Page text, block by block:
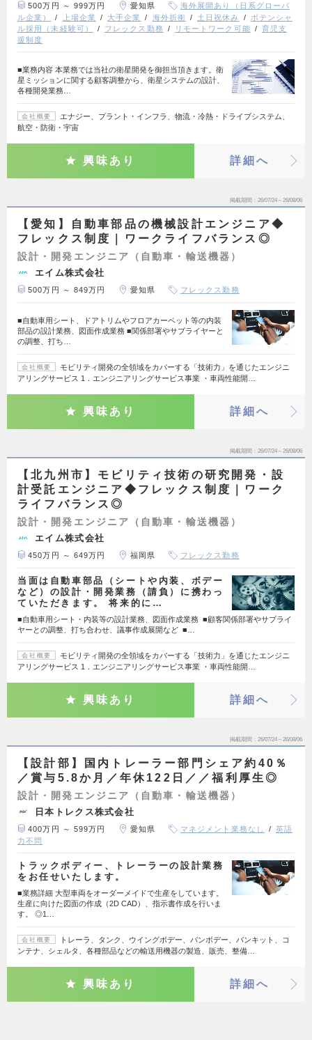
500万円 ～ 999万円 愛知県
海外展開あり（日系グローバ
ル企業）
上場企業 大手企業 海外折衝 土日祝休み
ポテンシャ
ル採用（未経験可）
フレックス勤務 リモートワーク可能
育児支
援制度
■業務内容 本業務では当社の衛星開発を御担当頂きます。衛
星ミッションに関する顧客調整から、衛星システムの設計、
各種開発業務…
会社概要
エナジー、プラント・インフラ、物流・冷熱・ドライブシステム、
航空・防衛・宇宙
興味あり 詳細へ
掲載期間 26/07/24～26/08/06
【愛知】自動車部品の機械設計エンジニア◆
フレックス制度｜ワークライフバランス◎
設計・開発エンジニア（自動車・輸送機器）
エイム株式会社
500万円 ～ 849万円 愛知県 フレックス勤務
■自動車用シート、ドアトリムやフロアカーペット等の内装
部品の設計業務、図面作成業務 ■関係部署やサプライヤーと
の調整、打ち…
会社概要
モビリティ開発の全領域をカバーする「技術力」を通じたエンジニ
アリングサービス 1．エンジニアリングサービス事業 ・車両性能開…
興味あり 詳細へ
掲載期間 26/07/24～26/08/06
【北九州市】モビリティ技術の研究開発・設
計受託エンジニア◆フレックス制度｜ワーク
ライフバランス◎
設計・開発エンジニア（自動車・輸送機器）
エイム株式会社
450万円 ～ 649万円 福岡県 フレックス勤務
当面は自動車部品（シートや内装、ボデー
など）の設計・開発業務（請負）に携わっ
ていただきます。 将来的に…
■自動車用シート・内装等の設計業務、図面作成業務 ■顧客関係部署やサプライ
ヤーとの調整、打ち合わせ、議事作成展開など ■…
会社概要
モビリティ開発の全領域をカバーする「技術力」を通じたエンジニ
アリングサービス 1．エンジニアリングサービス事業 ・車両性能開…
興味あり 詳細へ
掲載期間 26/07/24～26/08/06
【設計部】国内トレーラー部門シェア約40％
／賞与5.8か月／年休122日／／福利厚生◎
設計・開発エンジニア（自動車・輸送機器）
日本トレクス株式会社
400万円 ～ 599万円 愛知県 マネジメント業務なし
英語
力不問
トラックボディー、トレーラーの設計業務
をお任せいたします。
■業務詳細 大型車両をオーダーメイドで生産をしています。
生産に向けた図面の作成（2D CAD）、指示書作成を行いま
す。 ◎1…
会社概要
トレーラ、タンク、ウイングボデー、バンボデー、バンキット、コ
ンテナ、シェルタ、各種部品などの輸送用機器の製造、販売、整備…
興味あり 詳細へ